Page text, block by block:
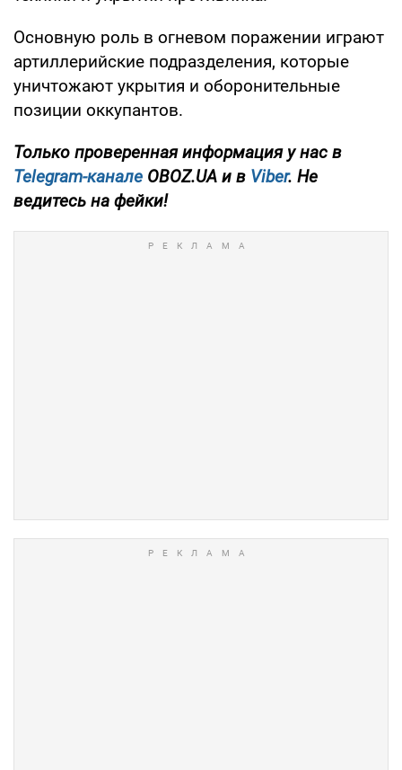
Основную роль в огневом поражении играют
артиллерийские подразделения, которые
уничтожают укрытия и оборонительные
позиции оккупантов.
Только проверенная информация у нас в
Telegram-канале OBOZ.UA и в Viber. Не
ведитесь на фейки!